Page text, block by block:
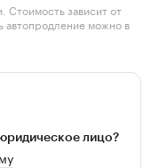
Стоимость зависит от
автопродление можно в
лицо?